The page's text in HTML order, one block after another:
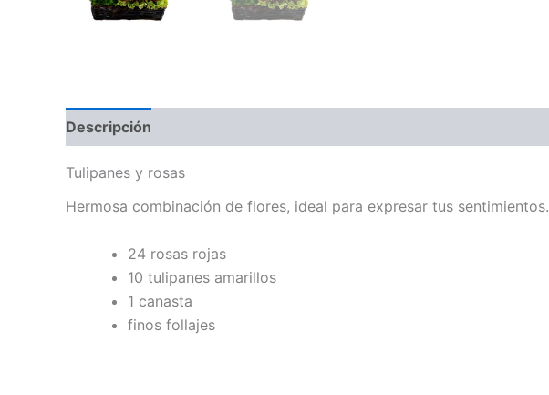
Descripción
Tulipanes y rosas
Hermosa combinación de flores, ideal para expresar tus sentimientos.
24 rosas rojas
10 tulipanes amarillos
1 canasta
finos follajes